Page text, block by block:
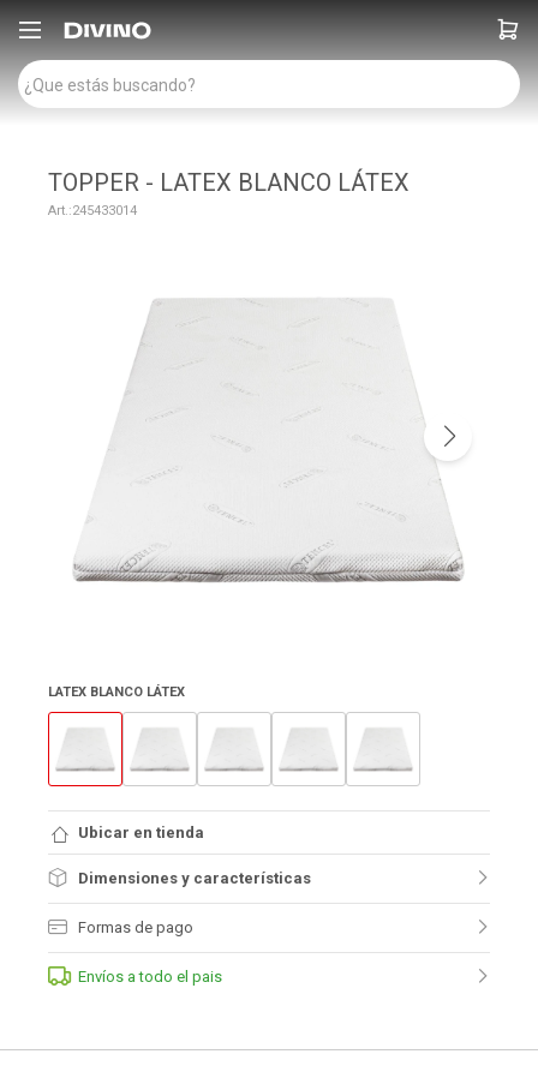

TOPPER - LATEX BLANCO LÁTEX
245433014
LATEX BLANCO LÁTEX
Ubicar en tienda
Dimensiones y características
Formas de pago
Envíos a todo el pais